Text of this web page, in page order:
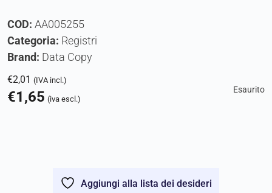
COD: AA005255
Categoria: Registri
Brand: Data Copy
€2,01 (IVA incl.)
€1,65 (iva escl.)
Esaurito
Aggiungi alla lista dei desideri